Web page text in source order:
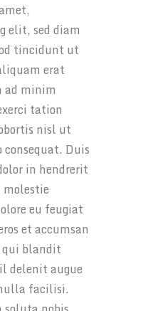
elit, sed diam
tincidunt ut
erat
minim
tation
nisl ut
consequat. Duis
in hendrerit
eu feugiat
et accumsan
qui blandit
delenit augue
facilisi.